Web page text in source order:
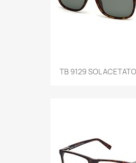
TB 9129 SOL